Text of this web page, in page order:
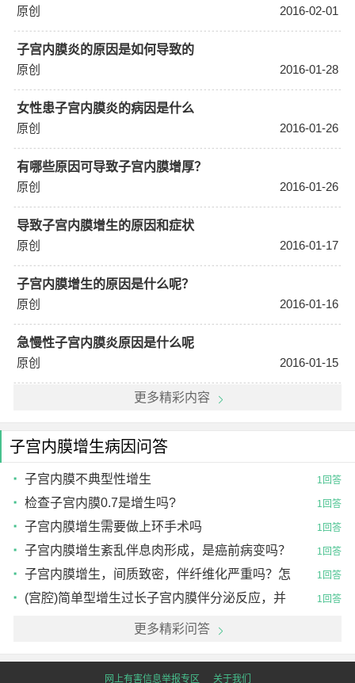
原创
2016-02-01
子宫内膜炎的原因是如何导致的
原创
2016-01-28
女性患子宫内膜炎的病因是什么
原创
2016-01-26
有哪些原因可导致子宫内膜增厚？
原创
2016-01-26
导致子宫内膜增生的原因和症状
原创
2016-01-17
子宫内膜增生的原因是什么呢？
原创
2016-01-16
急慢性子宫内膜炎原因是什么呢
原创
2016-01-15
更多精彩内容
子宫内膜增生病因问答
子宫内膜不典型性增生 1回答
检查子宫内膜0.7是增生吗? 1回答
子宫内膜增生需要做上环手术吗 1回答
子宫内膜增生紊乱伴息肉形成，是癌前病变吗？
怎么治疗
1回答
子宫内膜增生，间质致密，伴纤维化严重吗？怎
么治疗？
1回答
(宫腔)简单型增生过长子宫内膜伴分泌反应，并
1回答
更多精彩问答
网上有害信息举报专区 关于我们